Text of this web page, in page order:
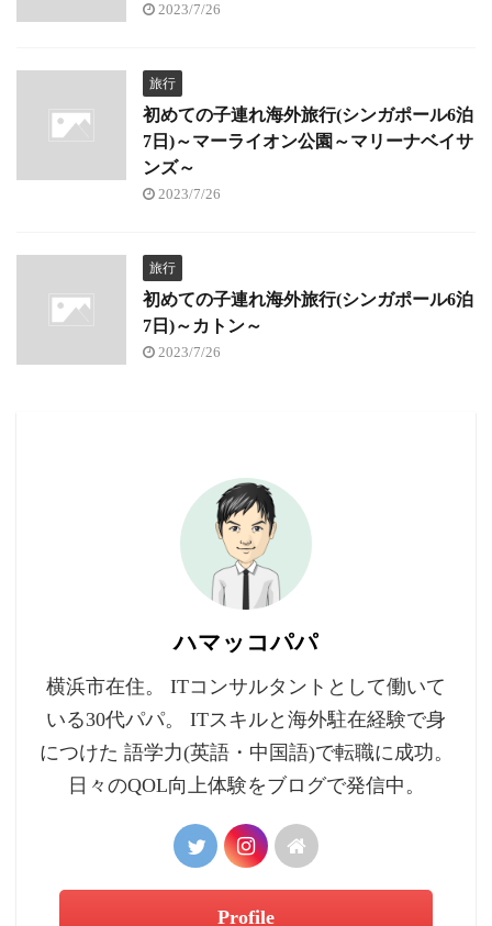
2023/7/26
旅行
初めての子連れ海外旅行(シンガポール6泊
7日)～マーライオン公園～マリーナベイサ
ンズ～
2023/7/26
旅行
初めての子連れ海外旅行(シンガポール6泊
7日)～カトン～
2023/7/26
ハマッコパパ
横浜市在住。 ITコンサルタントとして働いて
いる30代パパ。 ITスキルと海外駐在経験で身
につけた 語学力(英語・中国語)で転職に成功。
日々のQOL向上体験をブログで発信中。
Profile